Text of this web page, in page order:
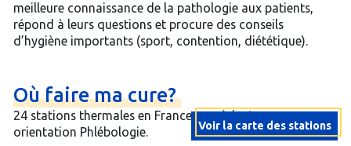
meilleure connaissance de la pathologie aux patients,
répond à leurs questions et procure des conseils
d’hygiène importants (sport, contention, diététique).
Oùfairemacure?
24 stations thermales en France possèdent une
orientation Phlébologie.
Voir la carte des stations